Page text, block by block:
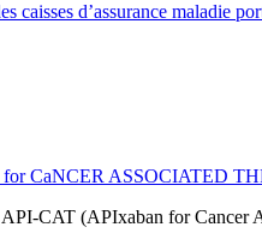
caisses d’assurance maladie
CaNCER ASSOCIATED
API-CAT (APIxaban for